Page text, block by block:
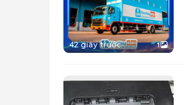
42 giây trước 1